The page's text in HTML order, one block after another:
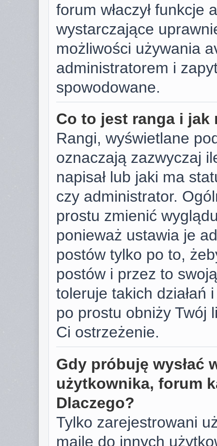
forum właczył funkcje
wystarczające
możliwości używania
administratorem i
spowodowane.
Co to jest ranga i jak
Rangi, wyświetlane
oznaczają zazwyczaj
napisał lub jaki ma
czy administrator.
prostu zmienić
ponieważ ustawia je
postów tylko po to,
postów i przez to
toleruje takich działań
po prostu obniży Twój
Ci ostrzeżenie.
Gdy próbuję wysłać
użytkownika, forum
Dlaczego?
Tylko zarejestrowani
maile do innych